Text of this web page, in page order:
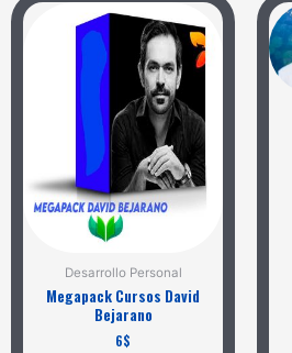
Desarrollo Personal
Megapack Cursos David
Bejarano
6$